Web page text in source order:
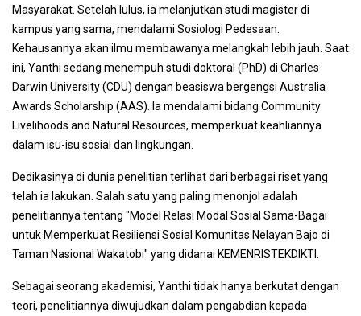
Masyarakat. Setelah lulus, ia melanjutkan studi magister di
kampus yang sama, mendalami Sosiologi Pedesaan.
Kehausannya akan ilmu membawanya melangkah lebih jauh. Saat
ini, Yanthi sedang menempuh studi doktoral (PhD) di Charles
Darwin University (CDU) dengan beasiswa bergengsi Australia
Awards Scholarship (AAS). Ia mendalami bidang Community
Livelihoods and Natural Resources, memperkuat keahliannya
dalam isu-isu sosial dan lingkungan.
Dedikasinya di dunia penelitian terlihat dari berbagai riset yang
telah ia lakukan. Salah satu yang paling menonjol adalah
penelitiannya tentang "Model Relasi Modal Sosial Sama-Bagai
untuk Memperkuat Resiliensi Sosial Komunitas Nelayan Bajo di
Taman Nasional Wakatobi" yang didanai KEMENRISTEKDIKTI.
Sebagai seorang akademisi, Yanthi tidak hanya berkutat dengan
teori, penelitiannya diwujudkan dalam pengabdian kepada